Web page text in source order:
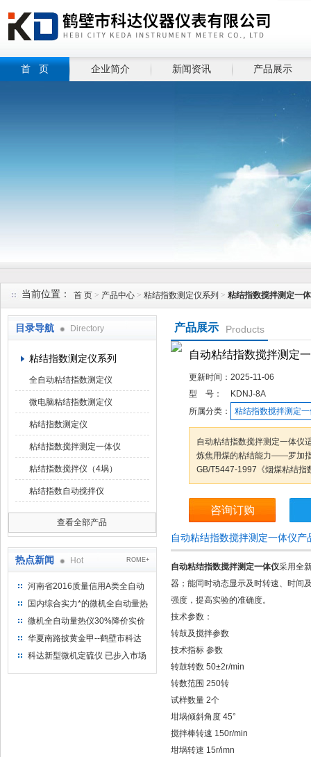
首 页 企业简介 新闻资讯 产品展示
当前位置： 首 页 > 产品中心 > 粘结指数测定仪系列 > 粘结指数搅拌测定一
目录导航 Directory
粘结指数测定仪系列
全自动粘结指数测定仪
微电脑粘结指数测定仪
粘结指数测定仪
粘结指数搅拌测定一体仪
粘结指数搅拌仪（4埚）
粘结指数自动搅拌仪
查看全部产品
热点新闻 Hot ROME+
河南省2016质量信用A类全自动
量热仪
国内综合实力*的微机全自动量热
仪制造企业
微机全自动量热仪30%降价实价
出售
华夏南路披黄金甲--鹤壁市科达
仪器仪表有限公司
科达新型微机定硫仪 已步入市场
产品展示 Products
自动粘结指数搅拌测定
更新时间： 2025-11-06
型 号：
KDNJ-8A
所属分类：
粘结指数搅拌测定
自动粘结指数搅拌测定一体仪
炼焦用煤的粘结能力——罗加
GB/T5447-1997《烟煤粘结指
咨询订购
自动粘结指数搅拌测定一体仪产
自动粘结指数搅拌测定一体仪采用全
器；能同时动态显示及时转速、时间
强度，提高实验的准确度。
技术参数：
转鼓及搅拌参数
技术指标 参数
转鼓转数 50±2r/min
转数范围 250转
试样数量 2个
坩埚倾斜角度 45°
搅拌棒转速 150r/min
坩埚转速 15r/imn